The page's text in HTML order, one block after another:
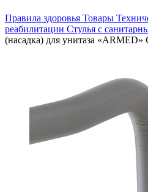
Правила здоровья Товары
реабилитации Стулья с
(насадка) для унитаза «ARMED»